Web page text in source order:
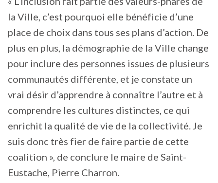
la Ville, c’est pourquoi elle bénéficie d’une
place de choix dans tous ses plans d’action. De
plus en plus, la démographie de la Ville change
pour inclure des personnes issues de plusieurs
communautés différente, et je constate un
vrai désir d’apprendre à connaître l’autre et à
comprendre les cultures distinctes, ce qui
enrichit la qualité de vie de la collectivité. Je
suis donc très fier de faire partie de cette
coalition », de conclure le maire de Saint-
Eustache, Pierre Charron.